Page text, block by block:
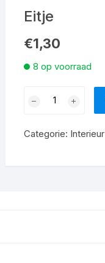
Eitje
€1,30
8 op voorraad
Categorie: Interieur